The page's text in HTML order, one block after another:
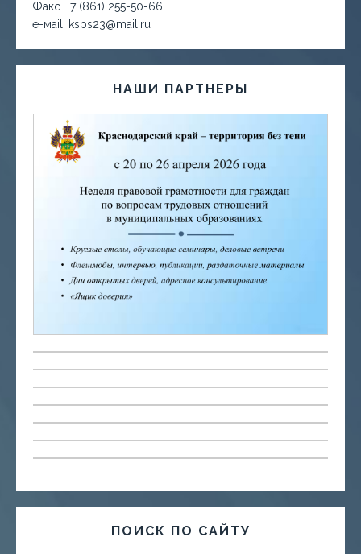
Факс. +7 (861) 255-50-66
е-маil: ksps23@mail.ru
НАШИ ПАРТНЕРЫ
ПОИСК ПО САЙТУ